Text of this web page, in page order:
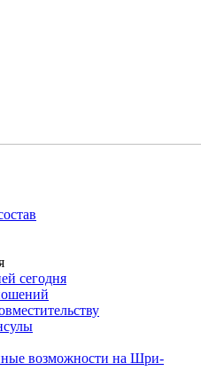
сегодня
возможности на Шри-